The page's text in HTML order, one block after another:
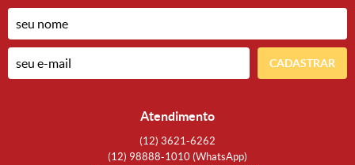
CADASTRAR
Atendimento
(12) 3621-6262
(12) 98888-1010 (WhatsApp)